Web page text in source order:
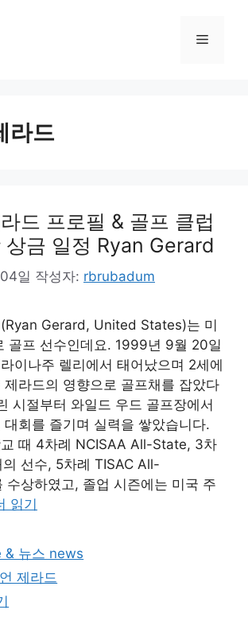
메
라드
드 프로필 & 골프 클럽
상금 일정 Ryan Gerard
일 작성자: rbrubadum
Gerard, United States)는 미
골프 선수인데요. 1999년 9월 20일
이나주 렐리에서 태어났으며 2세에
제라드의 영향으로 골프채를 잡았다
시절부터 와일드 우드 골프장에서
대회를 즐기며 실력을 쌓았습니다.
때 4차례 NCISAA All-State, 3차
의 선수, 5차례 TISAC All-
수상하였고, 졸업 시즌에는 미국 주
읽기
& 뉴스 news
제라드